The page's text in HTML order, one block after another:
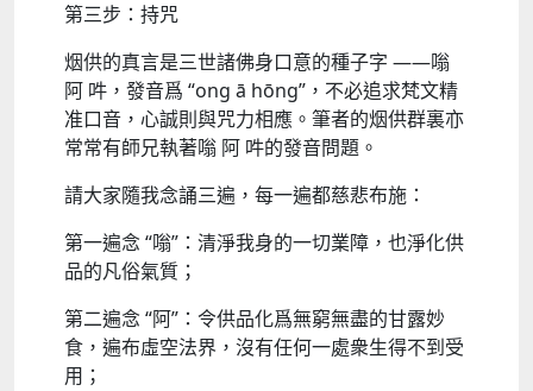
第三步：持咒
烟供的真言是三世諸佛身口意的種子字 ——嗡
阿 吽，發音爲 “ong ā hōng”，不必追求梵文精
准口音，心誠則與咒力相應​。​筆者的烟供群裏亦
常常有師兄執著嗡 阿 吽的發音問題。
請大家隨我念誦三遍，每一遍都慈悲布施：​
第一遍念 “嗡”：清淨我身的一切業障，也淨化供
品的凡俗氣質；​
第二遍念 “阿”：令供品化爲無窮無盡的甘露妙
食，遍布虛空法界，沒有任何一處衆生得不到受
用；​